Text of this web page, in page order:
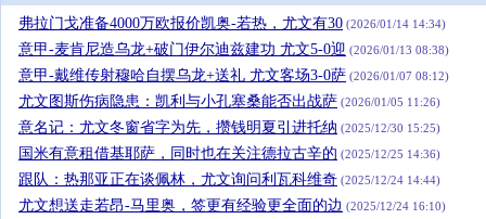
弗拉门戈准备4000万欧报价凯奥-若热，尤文有30 (2026/01/14 14:34)
意甲-麦肯尼造乌龙+破门伊尔迪兹建功 尤文5-0迎 (2026/01/13 08:38)
意甲-戴维传射穆哈自摆乌龙+送礼 尤文客场3-0萨 (2026/01/07 08:12)
尤文图斯伤病隐患：凯利与小孔塞桑能否出战萨 (2026/01/05 11:26)
意名记：尤文冬窗省字为先，攒钱明夏引进托纳 (2025/12/30 15:25)
国米有意租借基耶萨，同时也在关注德拉古辛的 (2025/12/25 14:36)
跟队：热那亚正在谈佩林，尤文询问利瓦科维奇 (2025/12/24 14:44)
尤文想送走若昂-马里奥，签更有经验更全面的边 (2025/12/24 16:10)